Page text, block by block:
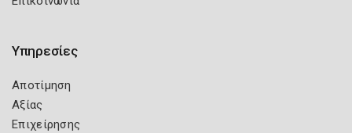
Υπηρεσίες
Αποτίμηση
Αξίας
Επιχείρησης